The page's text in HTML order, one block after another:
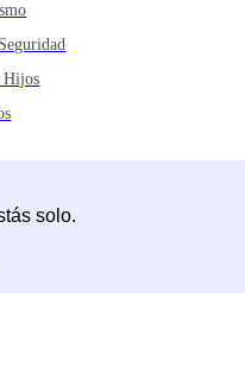
Hijos
solo.